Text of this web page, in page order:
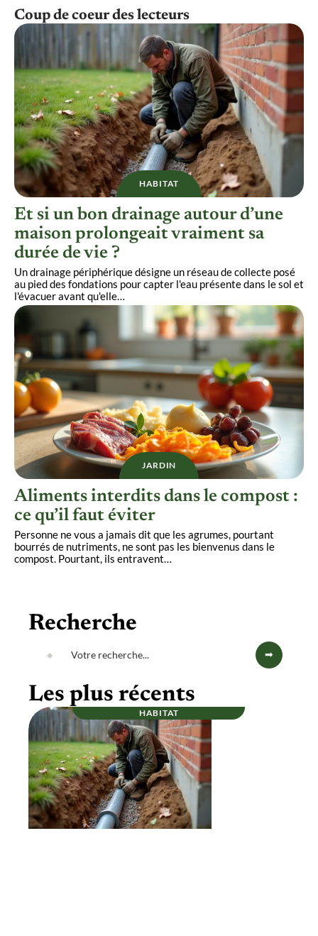
Coup de coeur des lecteurs
HABITAT
Et si un bon drainage autour d’une
maison prolongeait vraiment sa
durée de vie ?
Un drainage périphérique désigne un réseau de collecte posé
au pied des fondations pour capter l'eau présente dans le sol et
l'évacuer avant qu'elle…
JARDIN
Aliments interdits dans le compost :
ce qu’il faut éviter
Personne ne vous a jamais dit que les agrumes, pourtant
bourrés de nutriments, ne sont pas les bienvenus dans le
compost. Pourtant, ils entravent…
Recherche
Les plus récents
HABITAT